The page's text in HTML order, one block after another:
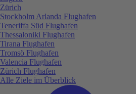
Zürich
Stockholm Arlanda Flughafen
Teneriffa Süd Flughafen
Thessaloniki Flughafen
Tirana Flughafen
Tromsö Flughafen
Valencia Flughafen
Zürich Flughafen
Alle Ziele im Überblick